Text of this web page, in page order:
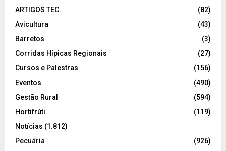
ARTIGOS TEC.
(82)
Avicultura
(43)
Barretos
(3)
Corridas Hípicas Regionais
(27)
Cursos e Palestras
(156)
Eventos
(490)
Gestão Rural
(594)
Hortifrúti
(119)
Notícias (1.812)
Pecuária
(926)